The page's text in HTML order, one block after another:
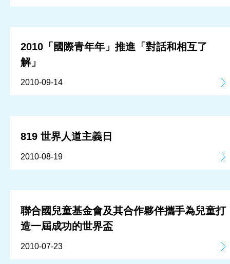
2010「國際青年年」推進「對話和相互了
解」
2010-09-14
819 世界人道主義日
2010-08-19
聯合國兒童基金會及其合作夥伴攜手為兒童打
造一屆成功的世界盃
2010-07-23